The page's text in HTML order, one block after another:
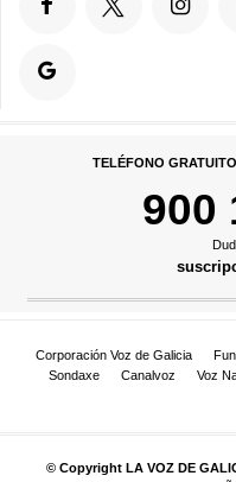
TELÉFONO
900
Corporación Voz de Galicia
Sondaxe
Canalvoz Voz
© Copyright LA VOZ DE